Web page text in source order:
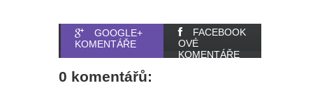
GOOGLE+
KOMENTÁŘE
FACEBOOK
OVÉ
KOMENTÁŘE
0 komentářů: